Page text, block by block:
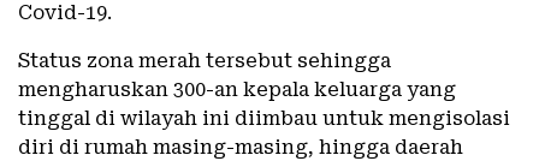
Covid-19.
Status zona merah tersebut sehingga
mengharuskan 300-an kepala keluarga yang
tinggal di wilayah ini diimbau untuk mengisolasi
diri di rumah masing-masing, hingga daerah